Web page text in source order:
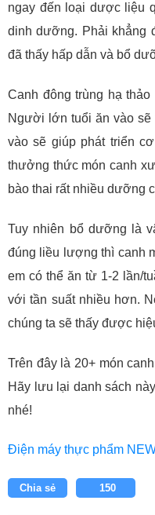
ngay đến loại dược liệu
dinh dưỡng. Phải khẳng
đã thấy hấp dẫn và bổ
Canh đông trùng hạ
Người lớn tuổi ăn vào sẽ
vào sẽ giúp phát triển
thưởng thức món canh
bào thai rất nhiều dưỡng
Tuy nhiên bổ dưỡng là
đúng liều lượng thì canh
em có thể ăn từ 1-2 lần/
với tần suất nhiều hơn.
chúng ta sẽ thấy được
Trên đây là 20+ món
Hãy lưu lại danh sách
nhé!
Điện máy thực phẩm
Chia sẻ 150